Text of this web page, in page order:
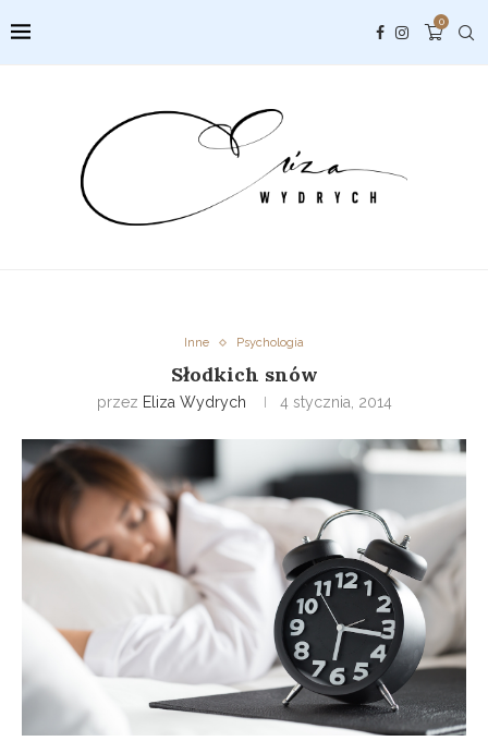
0
Inne Psychologia
Słodkich snów
przez Eliza Wydrych 4 stycznia, 2014